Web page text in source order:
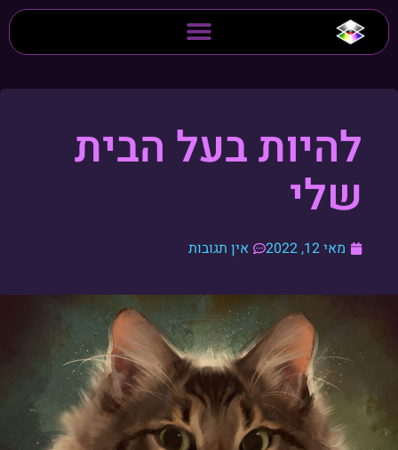
להיות בעל הבית
שלי
מאי 12, 2022 אין תגובות